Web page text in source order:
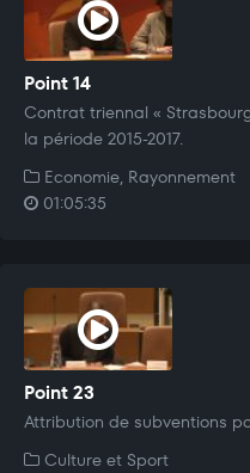
Point 14
Contrat triennal «
la période 2015-2017.
Economie, Rayonnement
01:05:35
Point 23
Attribution de subventions
Culture et Sport